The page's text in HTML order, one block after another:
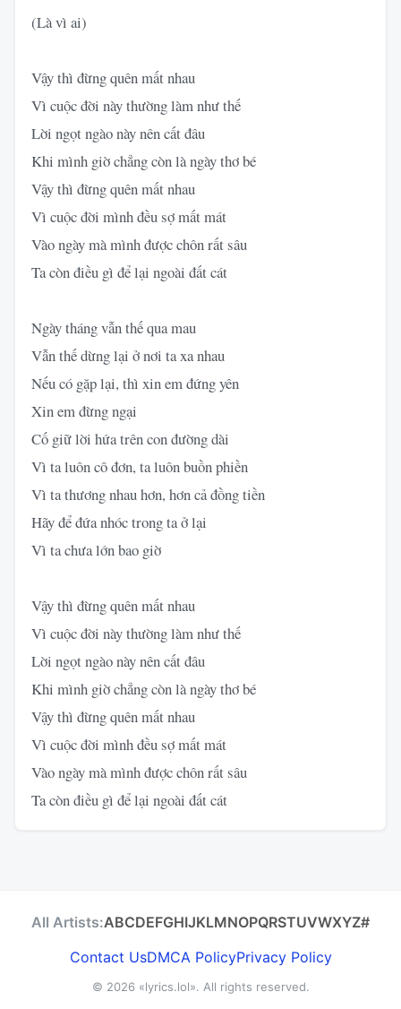
(Là vì ai)
Vậy thì đừng quên mất nhau
Vì cuộc đời này thường làm như thế
Lời ngọt ngào này nên cất đâu
Khi mình giờ chẳng còn là ngày thơ bé
Vậy thì đừng quên mất nhau
Vì cuộc đời mình đều sợ mất mát
Vào ngày mà mình được chôn rất sâu
Ta còn điều gì để lại ngoài đất cát
Ngày tháng vẫn thế qua mau
Vẫn thế dừng lại ở nơi ta xa nhau
Nếu có gặp lại, thì xin em đứng yên
Xin em đừng ngại
Cố giữ lời hứa trên con đường dài
Vì ta luôn cô đơn, ta luôn buồn phiền
Vì ta thương nhau hơn, hơn cả đồng tiền
Hãy để đứa nhóc trong ta ở lại
Vì ta chưa lớn bao giờ
Vậy thì đừng quên mất nhau
Vì cuộc đời này thường làm như thế
Lời ngọt ngào này nên cất đâu
Khi mình giờ chẳng còn là ngày thơ bé
Vậy thì đừng quên mất nhau
Vì cuộc đời mình đều sợ mất mát
Vào ngày mà mình được chôn rất sâu
Ta còn điều gì để lại ngoài đất cát
All Artists:ABCDEFGHIJKLMNOPQRSTUVWXYZ#
Contact UsDMCA PolicyPrivacy Policy
© 2026 «lyrics.lol». All rights reserved.